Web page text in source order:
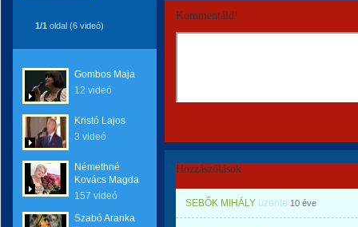
1/1 oldal (6 videó)
Gombos Maja
12 videó
Kristó Lajos
3 videó
Némethné
Kovács Magda
157 videó
Szabó Aranka
Kommentáld!
Hozzászólások
SEBŐK MIHÁLY üzente 10 éve